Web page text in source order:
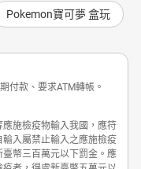
Pokemon寶可夢 盒玩
付款、要求ATM轉帳。
施檢疫物輸入我國，應符
入屬禁止輸入之應施檢疫
幣三百萬元以下罰金。應